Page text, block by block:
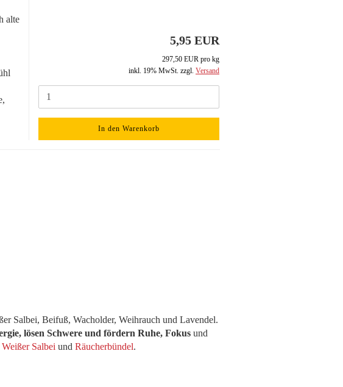
alte
5,95 EUR
297,50 EUR pro kg
inkl. 19% MwSt. zzgl. Versand
In den Warenkorb
Salbei, Beifuß, Wacholder, Weihrauch und Lavendel.
lösen Schwere und fördern Ruhe, Fokus und
Weißer Salbei und Räucherbündel.